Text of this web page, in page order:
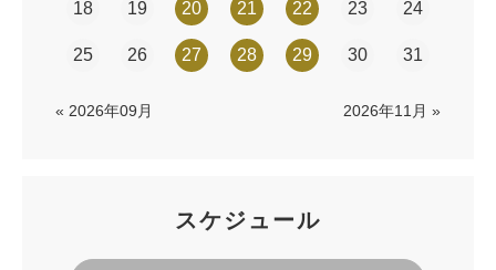
18 19 20 21 22 23 24
25 26 27 28 29 30 31
« 2026年09月 2026年11月 »
スケジュール